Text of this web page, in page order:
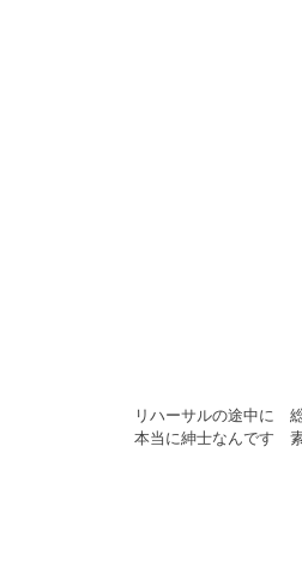
リハーサルの途中に　
本当に紳士なんです　